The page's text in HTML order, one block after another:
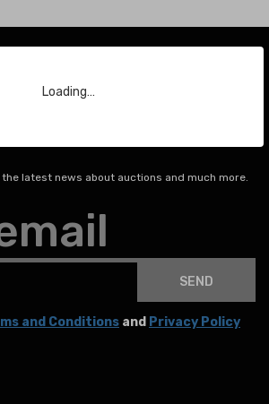
Loading…
latest news about auctions and much more.
SEND
and Conditions and Privacy Policy